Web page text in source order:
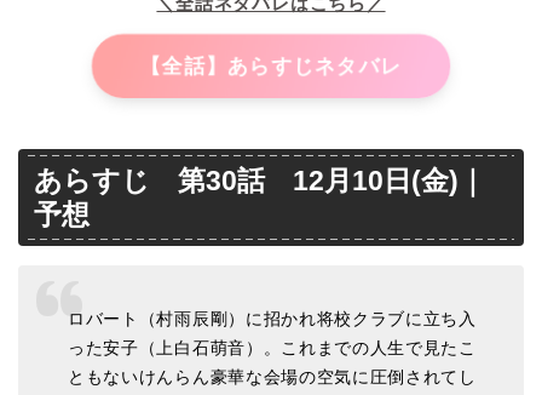
【全話】あらすじネタバレ
あらすじ 第30話 12月10日(金)｜
予想
ロバート（村雨辰剛）に招かれ将校クラブに立ち入
った安子（上白石萌音）。これまでの人生で見たこ
ともないけんらん豪華な会場の空気に圧倒されてし